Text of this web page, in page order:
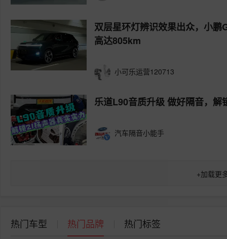
双层星环灯辨识效果出众，小
高达805km
小可乐运营120713
乐道L90音质升级 做好隔音，解
汽车隔音小能手
+加载更
热门车型 热门品牌 热门标签